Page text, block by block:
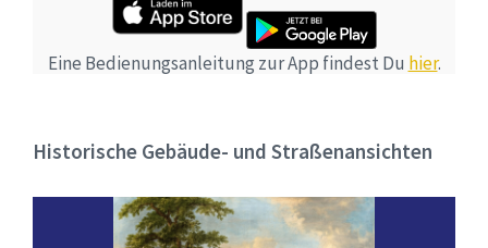
Eine Bedienungsanleitung zur App findest Du hier.
Historische Gebäude- und Straßenansichten